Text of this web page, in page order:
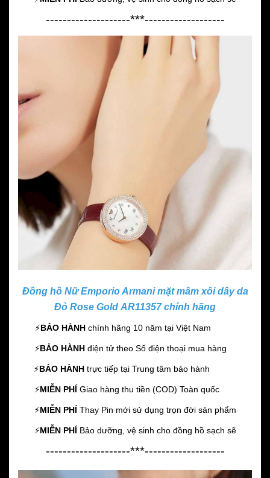
--------------------***-------------------
Đồng hồ Nữ Emporio Armani mặt mâm xôi dây da
Đỏ Rose Gold AR11357 chính hãng
⚡️BẢO HÀNH chính hãng 10 năm tại Việt Nam
⚡️BẢO HÀNH điện tử theo Số điện thoại mua hàng
⚡️BẢO HÀNH trực tiếp tại Trung tâm bảo hành
⚡️MIỄN PHÍ Giao hàng thu tiền (COD) Toàn quốc
⚡️MIỄN PHÍ Thay Pin mới sử dụng trọn đời sản phẩm
⚡️MIỄN PHÍ Bảo dưỡng, vệ sinh cho đồng hồ sạch sẽ
--------------------***-------------------